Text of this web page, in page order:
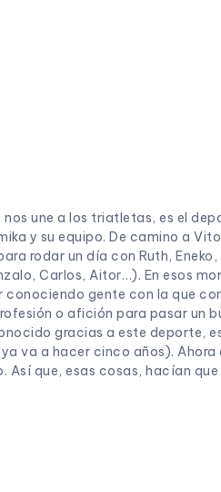
nos une a los triatletas, es el
y su equipo. De camino a
rodar un día con Ruth,
Carlos, Aitor…). En esos
conociendo gente con la que
o afición para pasar un
gracias a este deporte,
ya va a hacer cinco años).
Así que, esas cosas, hacían